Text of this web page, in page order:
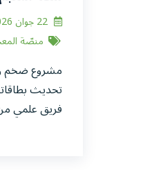
البصري
منصّة
مشروع ضخم
تحديث
فريق علمي